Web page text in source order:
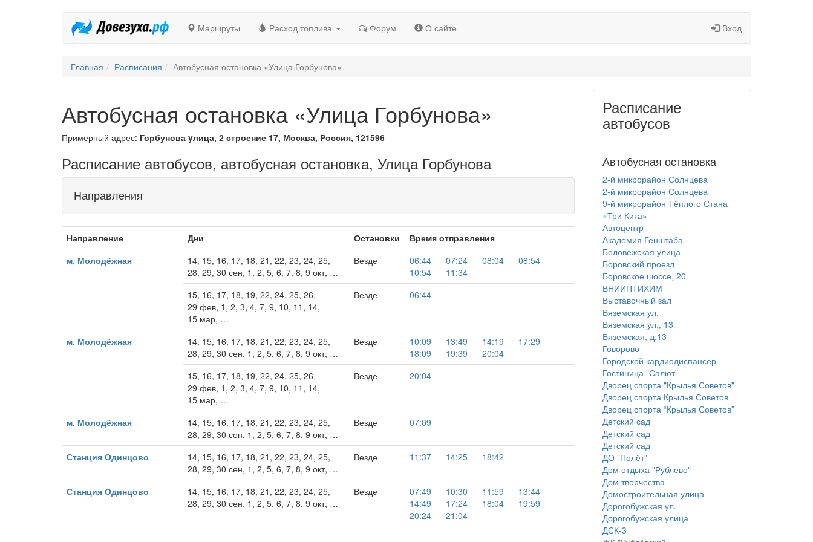
Маршруты Расход топлива Форум О сайте Вход
Главная Расписания Автобусная остановка «Улица Горбунова»
Автобусная остановка «Улица Горбунова»
Примерный адрес: Горбунова yлица, 2 строение 17, Москва, Россия, 121596
Расписание автобусов, автобусная остановка, Улица Горбунова
Направления
Направление Дни Остановки
Время отправления
м. Молодёжная
14, 15, 16, 17, 18, 21, 22, 23, 24, 25,
28, 29, 30 сен, 1, 2, 5, 6, 7, 8, 9 окт, …
Везде 06:44 07:24 08:04
08:54
10:54
11:34
15, 16, 17, 18, 19, 22, 24, 25, 26,
29 фев, 1, 2, 3, 4, 7, 9, 10, 11, 14,
15 мар, …
Везде 06:44
м. Молодёжная
14, 15, 16, 17, 18, 21, 22, 23, 24, 25,
28, 29, 30 сен, 1, 2, 5, 6, 7, 8, 9 окт, …
Везде 10:09 13:49 14:19
17:29
18:09
19:39
20:04
15, 16, 17, 18, 19, 22, 24, 25, 26,
29 фев, 1, 2, 3, 4, 7, 9, 10, 11, 14,
15 мар, …
Везде 20:04
м. Молодёжная
14, 15, 16, 17, 18, 21, 22, 23, 24, 25,
28, 29, 30 сен, 1, 2, 5, 6, 7, 8, 9 окт, …
Везде 07:09
Станция Одинцово
14, 15, 16, 17, 18, 21, 22, 23, 24, 25,
28, 29, 30 сен, 1, 2, 5, 6, 7, 8, 9 окт, …
Везде 11:37 14:25 18:42
Станция Одинцово
14, 15, 16, 17, 18, 21, 22, 23, 24, 25,
28, 29, 30 сен, 1, 2, 5, 6, 7, 8, 9 окт, …
Везде 07:49 10:30 11:59
13:44
14:49
17:24 18:04
19:59
20:24
21:04
Расписание
автобусов
Автобусная остановка
2-й микрорайон Солнцева
2-й микрорайон Солнцева
9-й микрорайон Тёплого Стана
«Три Кита»
Автоцентр
Академия Генштаба
Беловежская улица
Боровский проезд
Боровское шоссе, 20
ВНИИПТИХИМ
Выставочный зал
Вяземская ул.
Вяземская ул., 13
Вяземская, д.13
Говорово
Городской кардиодиспансер
Гостиница "Салют"
Дворец спорта "Крылья Советов"
Дворец спорта Крылья Советов
Дворец спорта “Крылья Советов”
Детский сад
Детский сад
Детский сад
ДО "Полёт"
Дом отдыха "Рублево"
Дом творчества
Домостроительная улица
Дорогобужская ул.
Дорогобужская улица
ДСК-3